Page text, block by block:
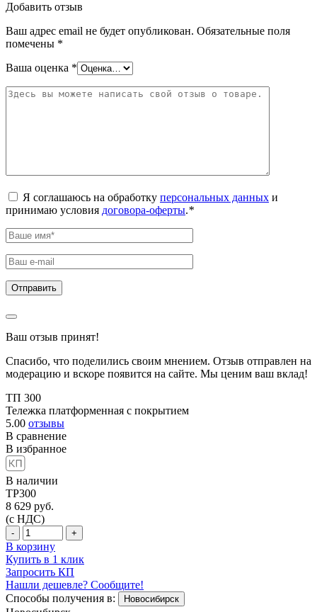
Добавить отзыв
Ваш адрес email не будет опубликован. Обязательные поля
помечены *
Ваша оценка *
Я соглашаюсь на обработку персональных данных и
принимаю условия договора-оферты.*
Ваш отзыв принят!
Спасибо, что поделились своим мнением. Отзыв отправлен на
модерацию и вскоре появится на сайте. Мы ценим ваш вклад!
ТП 300
Тележка платформенная с покрытием
5.00 отзывы
В сравнение
В избранное
В наличии
TP300
8 629 руб.
(с НДС)
- +
В корзину
Купить в 1 клик
Запросить КП
Нашли дешевле? Сообщите!
Способы получения в:
Новосибирск